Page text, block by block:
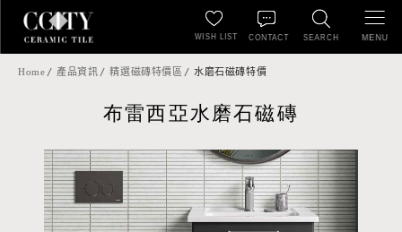
SEARCH
WISH LIST CONTACT MENU
Home 產品資訊 精選磁磚特價區 水磨石磁磚特價
布雷西亞水磨石磁磚